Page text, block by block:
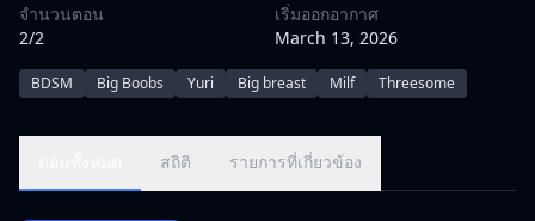
จำนวนตอน
2/2
เริ่มออกอากาศ
March 13, 2026
BDSM Big Boobs Yuri Big breast Milf Threesome
สถิติ รายการที่เกี่ยวข้อง